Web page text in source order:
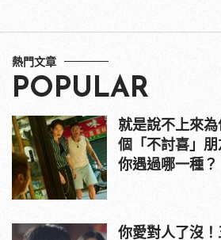
熱門文章
POPULAR
就是說不上來
個「不討喜」朋
你遇過哪一種？
你愛對人了沒